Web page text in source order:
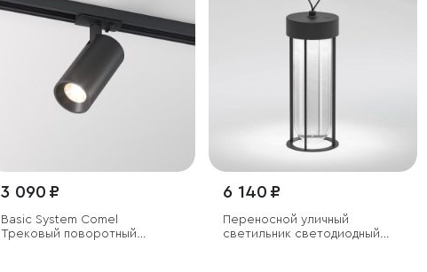
3 090 ₽
Basic System Comel
Трековый поворотный
6 140 ₽
Переносной уличный
светильник светодиодный